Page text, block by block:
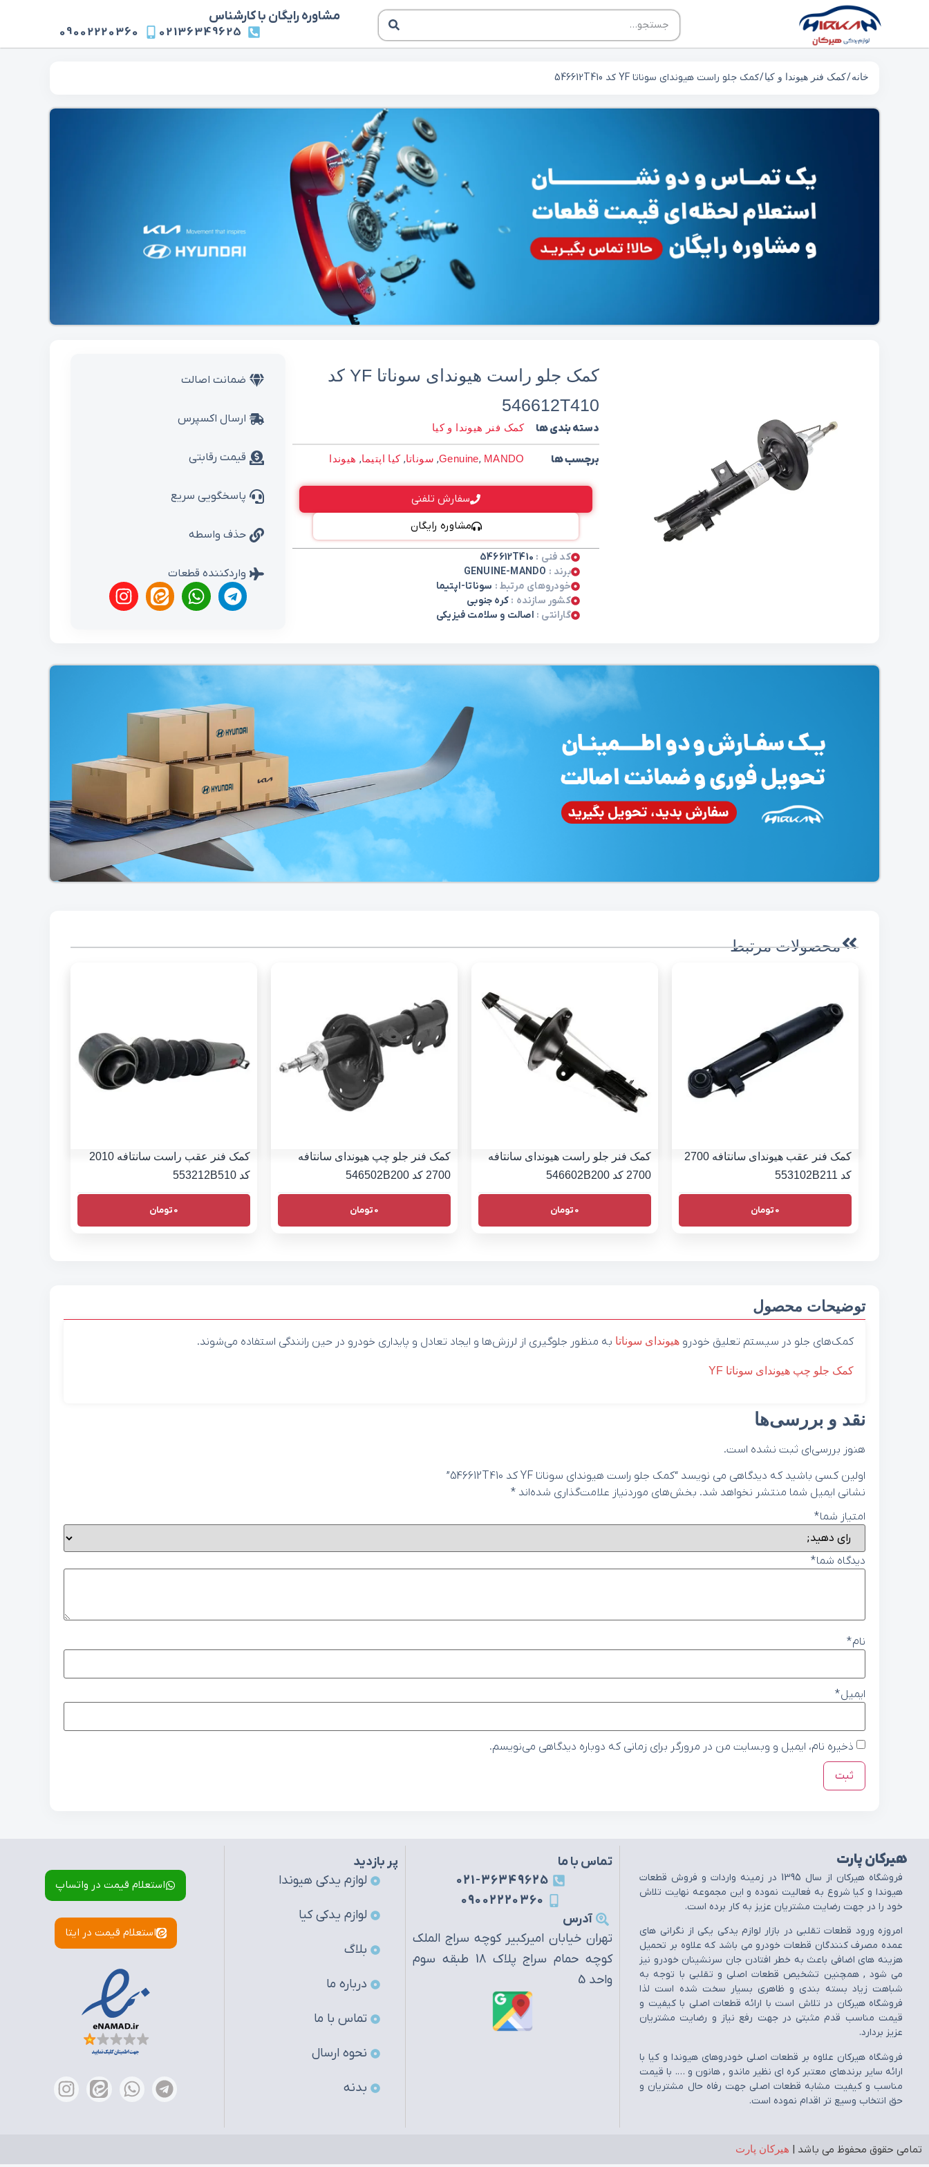
مشاوره رایگان با کارشناس
02136349625
09002220360
خانه/کمک فنر هیوندا و کیا/ کمک جلو راست هیوندای سوناتا YF کد 546612T410
کمک جلو راست هیوندای سوناتا YF کد
546612T410
دسته بندی ها کمک فنر هیوندا و کیا
برچسب ها Genuine, MANDO
, سوناتا,کیا اپتیما, هیوندا
سفارش تلفنی
مشاوره رایگان
کد فنی : 546612T410
برند : GENUINE-MANDO
خودروهای مرتبط : سوناتا-اپتیما
کشور سازنده :کره جنوبی
گارانتی : اصالت و سلامت فیزیکی
ضمانت اصالت
ارسال اکسپرس
قیمت رقابتی
پاسخگویی سریع
حذف واسطه
واردکننده قطعات
محصولات مرتبط
کمک فنر عقب هیوندای سانتافه 2700
کد 553102B211
0تومان
کمک فنر جلو راست هیوندای سانتافه
2700 کد 546602B200
0تومان
کمک فنر جلو چپ هیوندای سانتافه
2700 کد 546502B200
0تومان
کمک فنر عقب راست سانتافه 2010
کد 553212B510
0تومان
توضیحات محصول
کمک‌های جلو در سیستم تعلیق خودرو هیوندای سوناتا به منظور جلوگیری از لرزش‌ها و ایجاد تعادل و پایداری خودرو در حین رانندگی استفاده می‌شوند.
کمک جلو چپ هیوندای سوناتا YF
نقد و بررسی‌ها
هنوز بررسی‌ای ثبت نشده است.
اولین کسی باشید که دیدگاهی می نویسد “کمک جلو راست هیوندای سوناتا YF کد 546612T410”
نشانی ایمیل شما منتشر نخواهد شد. بخش‌های موردنیاز علامت‌گذاری شده‌اند *
امتیاز شما*
دیدگاه شما*
نام*
ایمیل*
ذخیره نام، ایمیل و وبسایت من در مرورگر برای زمانی که دوباره دیدگاهی می‌نویسم.
هیرکان پارت
فروشگاه هيرکان از سال 1395 در زمينه واردات و فروش قطعات
هيوندا و کيا شروع به فعاليت نموده و اين مجموعه نهايت تلاش
خود را در جهت رضايت مشتريان عزيز به کار برده است.
امروزه ورود قطعات تقلبي در بازار لوازم يدکي يکي از نگراني هاي
عمده مصرف کنندگان قطعات خودرو مي باشد که علاوه بر تحميل
هزينه هاي اضافي باعث به خطر افتادن جان سرنشينان خودرو نيز
مي شود , همچنين تشخيص قطعات اصلي و تقلبي با توجه به
شباهت زياد بسته بندي و ظاهري بسيار سخت شده است لذا
فروشگاه هيرکان در تلاش است با ارائه قطعات اصلي با کيفيت و
قيمت مناسب قدم مثبتي در جهت رفع نياز و رضايت مشتريان
عزيز بردارد.
فروشگاه هيرکان علاوه بر قطعات اصلي خودروهاي هيوندا و کيا با
ارائه ساير برندهاي معتبر کره اي نظير ماندو , هانون و …. با قيمت
مناسب و کيفيت مشابه قطعات اصلي جهت رفاه حال مشتريان و
حق انتخاب وسيع تر اقدام نموده است.
تماس با ما
021-36349625
09002220360
آدرس
تهران خیابان امیرکبیر کوچه سراج الملک
کوچه حمام سراج پلاک 18 طبقه سوم
واحد 5
پر بازدید
لوازم یدکی هیوندا
لوازم یدکی کیا
بلاگ
درباره ما
تماس با ما
نحوه ارسال
بدنه
استعلام قیمت در واتساپ
استعلام قیمت در ایتا
تمامی حقوق محفوظ می باشد | هیرکان پارت